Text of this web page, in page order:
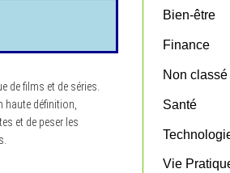
de films et de séries.
haute définition,
et de peser les
oBien-être
Finance
Non classé
Santé
Vie